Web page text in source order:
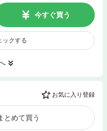
今すぐ買う
ックする
お気に入り登録
とめて買う